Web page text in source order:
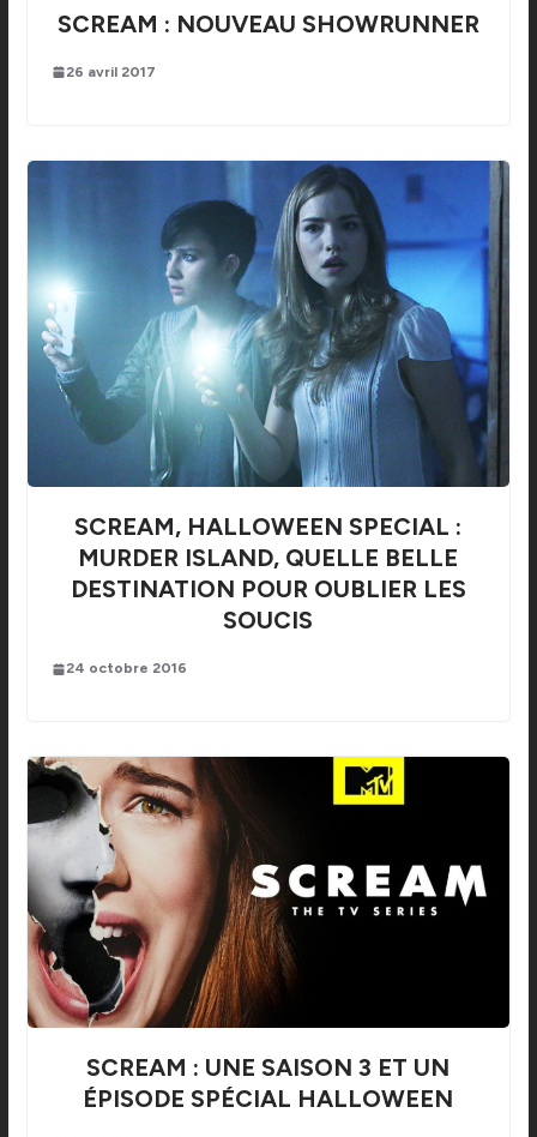
SCREAM : NOUVEAU SHOWRUNNER
26 avril 2017
SCREAM, HALLOWEEN SPECIAL :
MURDER ISLAND, QUELLE BELLE
DESTINATION POUR OUBLIER LES
SOUCIS
24 octobre 2016
SCREAM : UNE SAISON 3 ET UN
ÉPISODE SPÉCIAL HALLOWEEN